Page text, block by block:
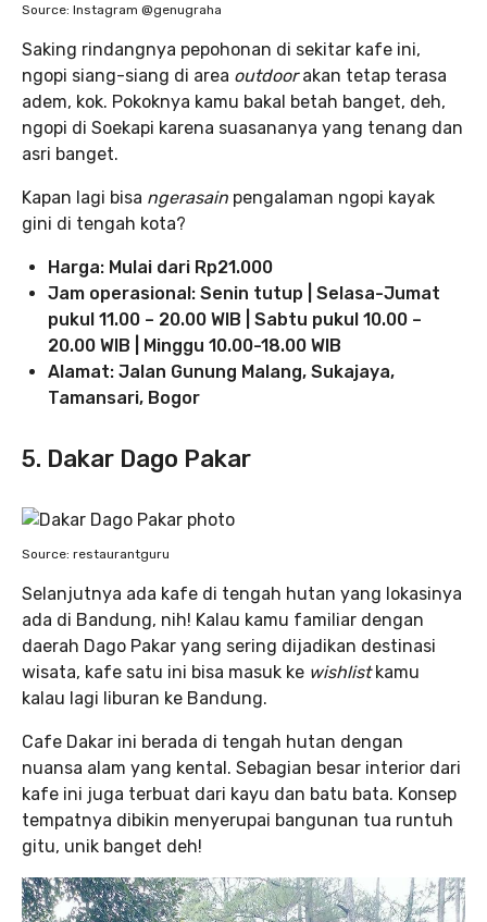
Source: Instagram @genugraha
Saking rindangnya pepohonan di sekitar kafe ini,
ngopi siang-siang di area outdoorakan tetap terasa
adem, kok. Pokoknya kamu bakal betah banget, deh,
ngopi di Soekapi karena suasananya yang tenang dan
asri banget.
Kapan lagi bisa ngerasain pengalaman ngopi kayak
gini di tengah kota?
Harga: Mulai dari Rp21.000
Jam operasional: Senin tutup | Selasa-Jumat
pukul 11.00 – 20.00 WIB | Sabtu pukul 10.00 –
20.00 WIB | Minggu 10.00-18.00 WIB
Alamat: Jalan Gunung Malang, Sukajaya,
Tamansari, Bogor
5. Dakar Dago Pakar
Source: restaurantguru
Selanjutnya ada kafe di tengah hutan yang lokasinya
ada di Bandung, nih! Kalau kamu familiar dengan
daerah Dago Pakar yang sering dijadikan destinasi
wisata, kafe satu ini bisa masuk ke wishlistkamu
kalau lagi liburan ke Bandung.
Cafe Dakar ini berada di tengah hutan dengan
nuansa alam yang kental. Sebagian besar interior dari
kafe ini juga terbuat dari kayu dan batu bata. Konsep
tempatnya dibikin menyerupai bangunan tua runtuh
gitu, unik banget deh!